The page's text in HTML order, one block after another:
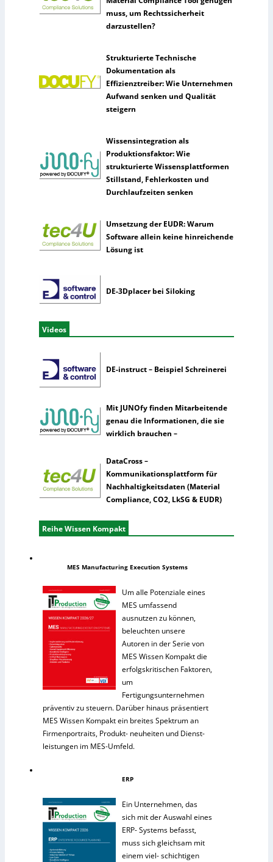
muss, um Rechtssicherheit
darzustellen?
Strukturierte Technische
Dokumentation als
Effizienztreiber: Wie Unternehmen
Aufwand senken und Qualität
steigern
Wissensintegration als
Produktionsfaktor: Wie
strukturierte Wissensplattformen
Stillstand, Fehlerkosten und
Durchlaufzeiten senken
Umsetzung der EUDR: Warum
Software allein keine hinreichende
Lösung ist
DE-3Dplacer bei Siloking
Videos
DE-instruct – Beispiel Schreinerei
Mit JUNOfy finden Mitarbeitende
genau die Informationen, die sie
wirklich brauchen –
DataCross –
Kommunikationsplattform für
Nachhaltigkeitsdaten (Material
Compliance, CO2, LkSG & EUDR)
Reihe Wissen Kompakt
MES Manufacturing Execution Systems
Um alle Potenziale eines
MES umfassend
ausnutzen zu können,
beleuchten unsere
Autoren in der Serie von
MES Wissen Kompakt die
erfolgskritischen Faktoren,
um
Fertigungsunternehmen
präventiv zu steuern. Darüber hinaus präsentiert
MES Wissen Kompakt ein breites Spektrum an
Firmenportraits, Produkt- neuheiten und Dienst-
leistungen im MES-Umfeld.
ERP
Ein Unternehmen, das
sich mit der Auswahl eines
ERP- Systems befasst,
muss sich gleichsam mit
einem viel- schichtigen